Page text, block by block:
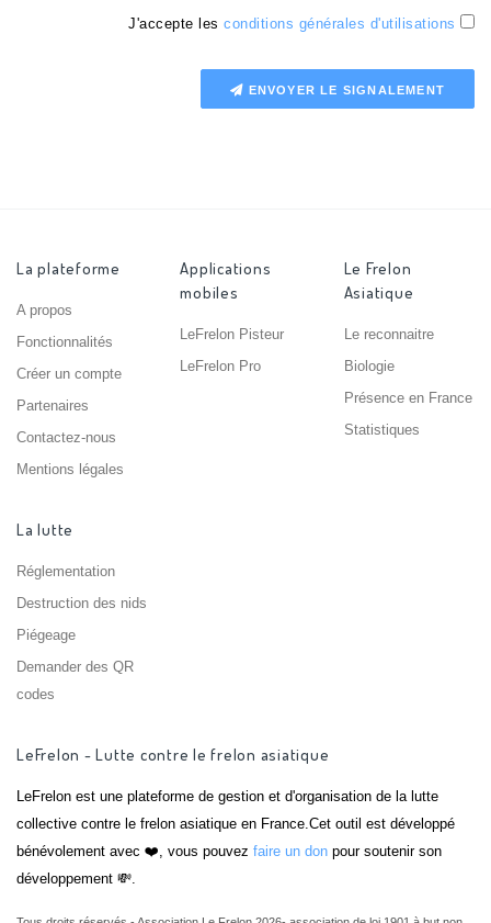
J'accepte les conditions générales d'utilisations
ENVOYER LE SIGNALEMENT
La plateforme
A propos
Fonctionnalités
Créer un compte
Partenaires
Contactez-nous
Mentions légales
Applications
mobiles
LeFrelon Pisteur
LeFrelon Pro
Le Frelon
Asiatique
Le reconnaitre
Biologie
Présence en France
Statistiques
La lutte
Réglementation
Destruction des nids
Piégeage
Demander des QR
codes
LeFrelon - Lutte contre le frelon asiatique
LeFrelon est une plateforme de gestion et d'organisation de la lutte
collective contre le frelon asiatique en France.Cet outil est développé
bénévolement avec ❤️, vous pouvez faire un don pour soutenir son
développement 💸.